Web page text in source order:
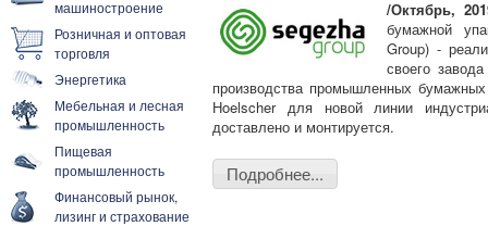
машиностроение
Розничная и оптовая
торговля
Энергетика
Мебельная и лесная
промышленность
Пищевая
промышленность
Финансовый рынок,
лизинг и страхование
/Октябрь,
бумажной
Group) -
своего
производства промышленных
Hoelscher для новой линии
доставлено и монтируется.
Подробнее...